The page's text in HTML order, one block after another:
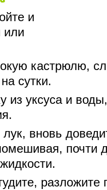
и
или
кастрюлю,
сутки.
из уксуса и
вновь
почти
разложите